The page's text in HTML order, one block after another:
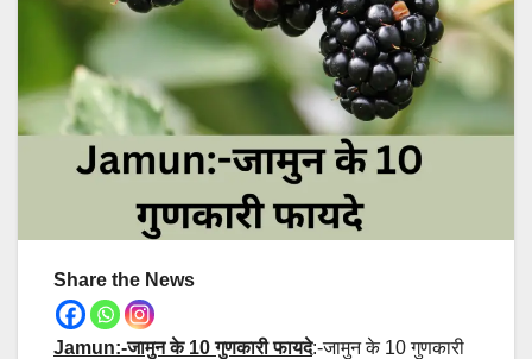
Share the News
Jamun:-जामुन के 10 गुणकारी फायदे:-जामुन के 10 गुणकारी